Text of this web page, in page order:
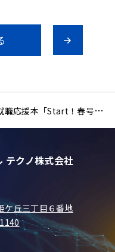
「Start！春号」に掲載されました。
テクノ株式会社
丘三丁目６番地